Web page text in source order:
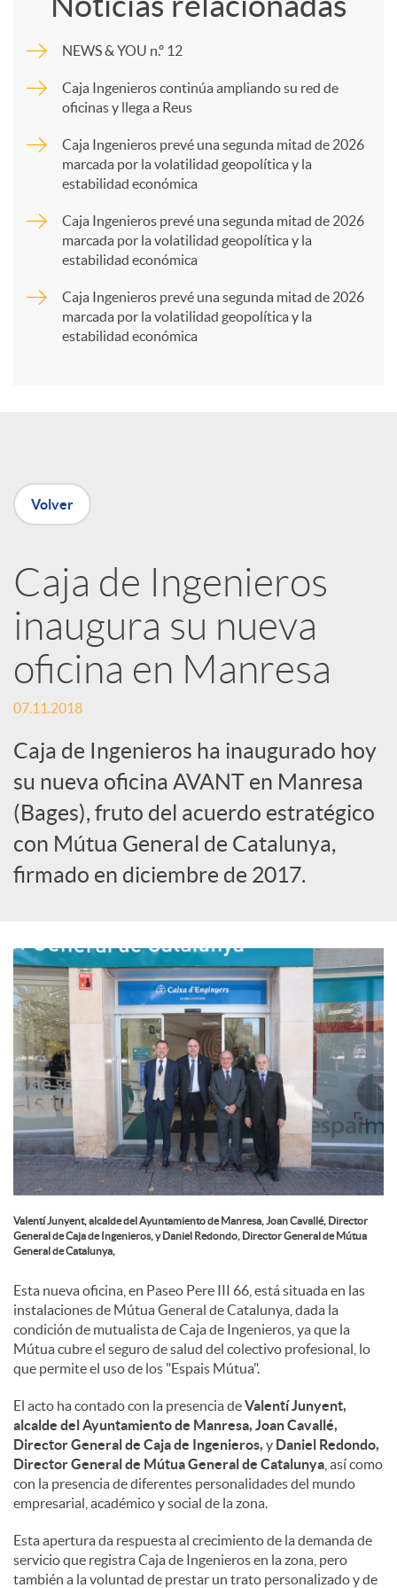
m
p
a
n
e
d
e
s
S
o
c
i
a
l
e
s
NEWS & YOU n.º 12
Caja Ingenieros continúa ampliando su red de
oficinas y llega a Reus
Caja Ingenieros prevé una segunda mitad de 2026
marcada por la volatilidad geopolítica y la
estabilidad económica
Caja Ingenieros prevé una segunda mitad de 2026
marcada por la volatilidad geopolítica y la
estabilidad económica
Caja Ingenieros prevé una segunda mitad de 2026
marcada por la volatilidad geopolítica y la
estabilidad económica
Volver
Caja de Ingenieros
inaugura su nueva
oficina en Manresa
07.11.2018
Caja de Ingenieros ha inaugurado hoy
su nueva oficina AVANT en Manresa
(Bages), fruto del acuerdo estratégico
con Mútua General de Catalunya,
firmado en diciembre de 2017.
Valentí Junyent, alcalde del Ayuntamiento de Manresa, Joan Cavallé, Director
General de Caja de Ingenieros, y Daniel Redondo, Director General de Mútua
General de Catalunya,
Esta nueva oficina, en Paseo Pere III 66, está situada en las
instalaciones de Mútua General de Catalunya, dada la
condición de mutualista de Caja de Ingenieros, ya que la
Mútua cubre el seguro de salud del colectivo profesional, lo
que permite el uso de los "Espais Mútua".
El acto ha contado con la presencia deValentí Junyent,
alcalde del Ayuntamiento de Manresa, Joan Cavallé,
Director General de Caja de Ingenieros, y Daniel Redondo,
Director General de Mútua General de Catalunya , así como
con la presencia de diferentes personalidades del mundo
empresarial, académico y social de la zona.
Esta apertura da respuesta al crecimiento de la demanda de
servicio que registra Caja de Ingenieros en la zona, pero
también a la voluntad de prestar un trato personalizado y de